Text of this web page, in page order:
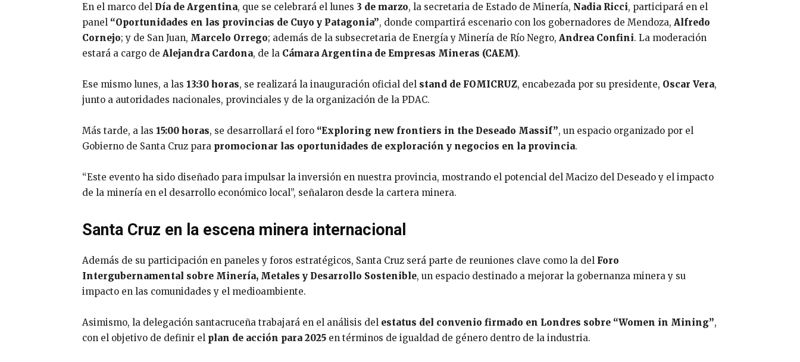
En el marco del Día de Argentina, que se celebrará el lunes 3 de marzo, la secretaria de Estado de Minería, Nadia Ricci, participará en el
panel “Oportunidades en las provincias de Cuyo y Patagonia”, donde compartirá escenario con los gobernadores de Mendoza, Alfredo
Cornejo; y de San Juan, Marcelo Orrego; además de la subsecretaria de Energía y Minería de Río Negro, Andrea Confini. La moderación
estará a cargo de Alejandra Cardona, de la Cámara Argentina de Empresas Mineras (CAEM).
Ese mismo lunes, a las 13:30 horas, se realizará la inauguración oficial del stand de FOMICRUZ, encabezada por su presidente, Oscar Vera,
junto a autoridades nacionales, provinciales y de la organización de la PDAC.
Más tarde, a las 15:00 horas, se desarrollará el foro “Exploring new frontiers in the Deseado Massif”, un espacio organizado por el
Gobierno de Santa Cruz para promocionar las oportunidades de exploración y negocios en la provincia.
“Este evento ha sido diseñado para impulsar la inversión en nuestra provincia, mostrando el potencial del Macizo del Deseado y el impacto
de la minería en el desarrollo económico local”, señalaron desde la cartera minera.
Santa Cruz en la escena minera internacional
Además de su participación en paneles y foros estratégicos, Santa Cruz será parte de reuniones clave como la del Foro
Intergubernamental sobre Minería, Metales y Desarrollo Sostenible, un espacio destinado a mejorar la gobernanza minera y su
impacto en las comunidades y el medioambiente.
Asimismo, la delegación santacruceña trabajará en el análisis del estatus del convenio firmado en Londres sobre “Women in Mining”,
con el objetivo de definir el plan de acción para 2025 en términos de igualdad de género dentro de la industria.